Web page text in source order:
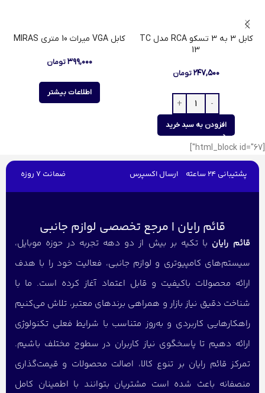
کابل 3 به 3 تسکو RCA مدل TC
13
۲۴۷,۵۰۰ تومان
افزودن به سبد خرید
کابل VGA میراث 10 متری MIRAS
۳۹۹,۰۰۰ تومان
اطلاعات بیشتر
[html_block id="67"]
پشتیبانی 24 ساعته ارسال اکسپرس ضمانت 7 روزه
قائم رایان | مرجع تخصصی لوازم جانبی
قائم رایان با تکیه بر بیش از دو دهه تجربه در حوزه موبایل،
سیستم‌های کامپیوتری و لوازم جانبی، فعالیت خود را با هدف
ارائه محصولات باکیفیت و قابل اعتماد آغاز کرده است. ما با
شناخت دقیق نیاز بازار و همراهی برندهای معتبر، تلاش می‌کنیم
راهکارهایی کاربردی و به‌روز متناسب با شرایط فعلی تکنولوژی
ارائه دهیم تا پاسخگوی نیاز کاربران در سطوح مختلف باشیم.
تمرکز قائم رایان بر تنوع کالا، اصالت محصولات و قیمت‌گذاری
منصفانه باعث شده است مشتریان بتوانند با اطمینان کامل